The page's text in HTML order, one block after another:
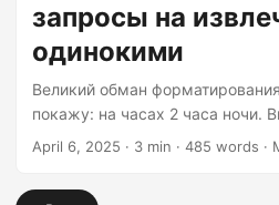
запросы на
одинокими
Великий обман
покажу: на часах 2 часа ночи.
механической клавиатурой,
наполовину пустая банка
April 6, 2025 · 3 min · 485 words ·